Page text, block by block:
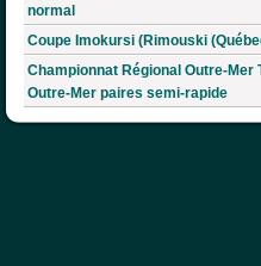
normal
Coupe Imokursi (Rimouski
Championnat Régional Outre-Mer
Outre-Mer paires semi-rapide